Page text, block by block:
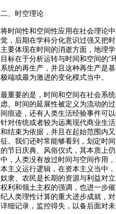
二、时空理论
将时间性和空间性应用在社会理论
觉，后期在学科分化意识过强又把
主要体现在时间的消逝方面，地理
目标在于分析运转与时间和空间的“
系统的再生产，并且这种再生产是
极端或最为激进的变化模式当中。
最重要的是，时间和空间在社会系
虑。时间的延展性被定义为流动的
间痕迹，还有人类生活经验事件可
针对传统或者较为远离现代商业生
和结束为依据，并且在起始范围内
征。我们还时常能够看到，划定时
的节日庆典、风俗仪式，其本质上
中，人类没有放过时间与空间作用
本主义运行逻辑，在资本主义当中
奴隶、农民是长期的资源与利益对
权利和领土主权的强调，也进一步
纪人类理性计算的重大进步成就，
详细记录，监控得失，以备后面对